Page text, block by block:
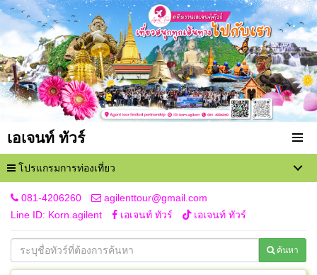
เอเจนท์ ทัวร์
โปรแกรมการท่องเที่ยว
081-4206260
agilenttour@gmail.com
Line ID: Korn.agilent
เอเจนท์ ทัวร์ เอเจนท์ ทัวร์
ค้นหา